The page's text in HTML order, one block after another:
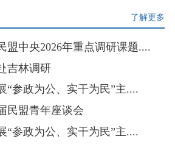
了解更多
盟中央2026年重点调研课题....
吉林调研
“参政为公、实干为民”主....
民盟青年座谈会
“参政为公、实干为民”主....